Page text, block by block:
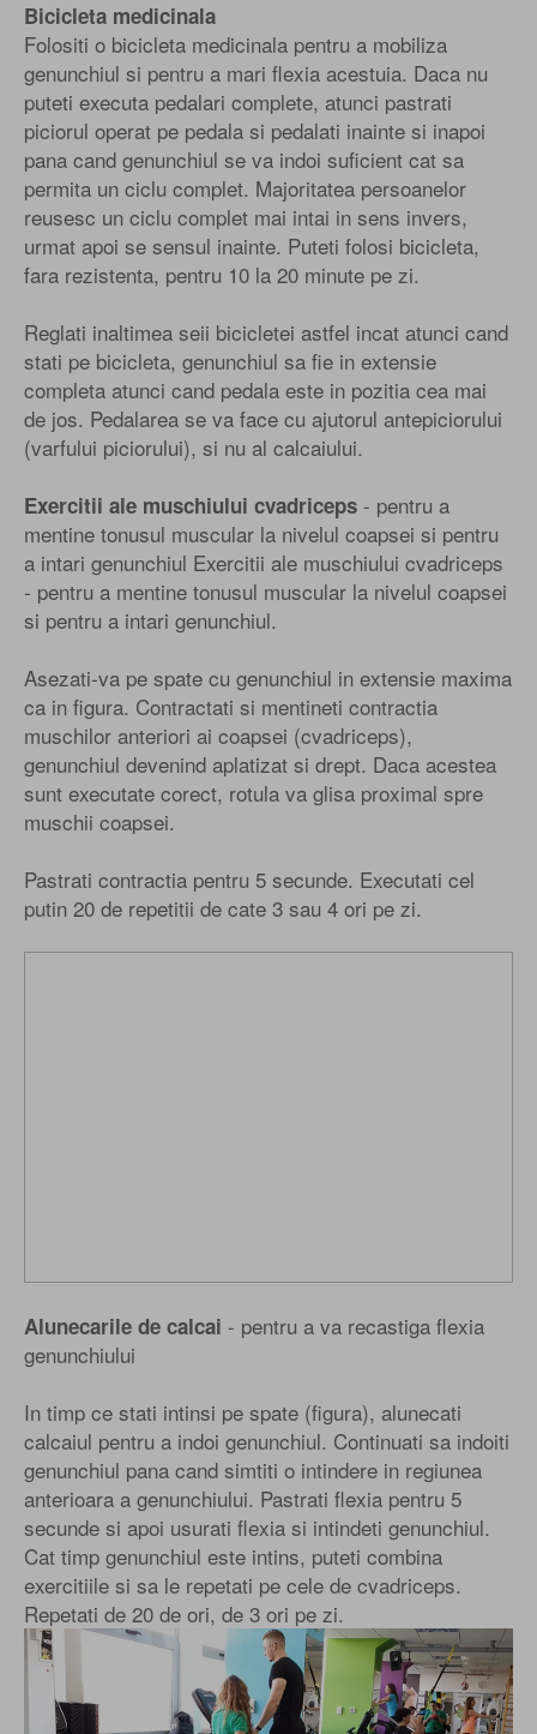
Bicicleta medicinala
Folositi o bicicleta medicinala pentru a mobiliza
genunchiul si pentru a mari flexia acestuia. Daca nu
puteti executa pedalari complete, atunci pastrati
piciorul operat pe pedala si pedalati inainte si inapoi
pana cand genunchiul se va indoi suficient cat sa
permita un ciclu complet. Majoritatea persoanelor
reusesc un ciclu complet mai intai in sens invers,
urmat apoi se sensul inainte. Puteti folosi bicicleta,
fara rezistenta, pentru 10 la 20 minute pe zi.
Reglati inaltimea seii bicicletei astfel incat atunci cand
stati pe bicicleta, genunchiul sa fie in extensie
completa atunci cand pedala este in pozitia cea mai
de jos. Pedalarea se va face cu ajutorul antepiciorului
(varfului piciorului), si nu al calcaiului.
Exercitii ale muschiului cvadriceps - pentru a
mentine tonusul muscular la nivelul coapsei si pentru
a intari genunchiul Exercitii ale muschiului cvadriceps
- pentru a mentine tonusul muscular la nivelul coapsei
si pentru a intari genunchiul.
Asezati-va pe spate cu genunchiul in extensie maxima
ca in figura. Contractati si mentineti contractia
muschilor anteriori ai coapsei (cvadriceps),
genunchiul devenind aplatizat si drept. Daca acestea
sunt executate corect, rotula va glisa proximal spre
muschii coapsei.
Pastrati contractia pentru 5 secunde. Executati cel
putin 20 de repetitii de cate 3 sau 4 ori pe zi.
Alunecarile de calcai - pentru a va recastiga flexia
genunchiului
In timp ce stati intinsi pe spate (figura), alunecati
calcaiul pentru a indoi genunchiul. Continuati sa indoiti
genunchiul pana cand simtiti o intindere in regiunea
anterioara a genunchiului. Pastrati flexia pentru 5
secunde si apoi usurati flexia si intindeti genunchiul.
Cat timp genunchiul este intins, puteti combina
exercitiile si sa le repetati pe cele de cvadriceps.
Repetati de 20 de ori, de 3 ori pe zi.